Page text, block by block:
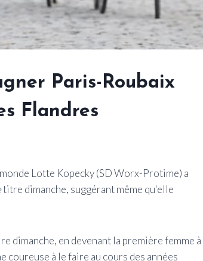
Paris-Roubaix
Flandres
Lotte Kopecky (SD Worx-Protime) a
titre dimanche, suggérant même qu'elle
dimanche, en devenant la première femme à
à le faire au cours des années